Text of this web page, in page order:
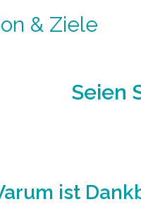
& Ziele
Seien
ist